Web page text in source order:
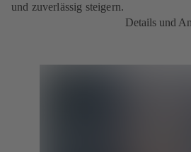
und zuverlässig steigern.
Details und